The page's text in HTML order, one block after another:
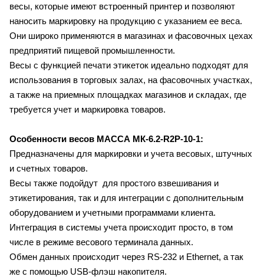
весы, которые имеют встроенный принтер и позволяют
наносить маркировку на продукцию с указанием ее веса.
Они широко применяются в магазинах и фасовочных цехах
предприятий пищевой промышленности.
Весы с функцией печати этикеток идеально подходят для
использования в торговых залах, на фасовочных участках,
а также на приемных площадках магазинов и складах, где
требуется учет и маркировка товаров.
Особенности весов МАССА МК-6.2-R2P-10-1:
Предназначены для маркировки и учета весовых, штучных
и счетных товаров.
Весы также подойдут для простого взвешивания и
этикетирования, так и для интеграции с дополнительным
оборудованием и учетными программами клиента.
Интеграция в системы учета происходит просто, в том
числе в режиме весового терминала данных.
Обмен данных происходит через RS-232 и Ethernet, а так
же с помощью USB-флэш накопителя.